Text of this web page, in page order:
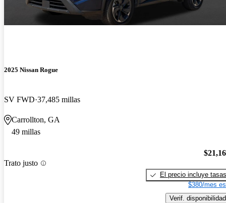
2025 Nissan Rogue
SV FWD 37,485 millas
Carrollton, GA
49 millas
Trato justo
El precio incluye tasas
$380/mes
Verif. disponibilidad